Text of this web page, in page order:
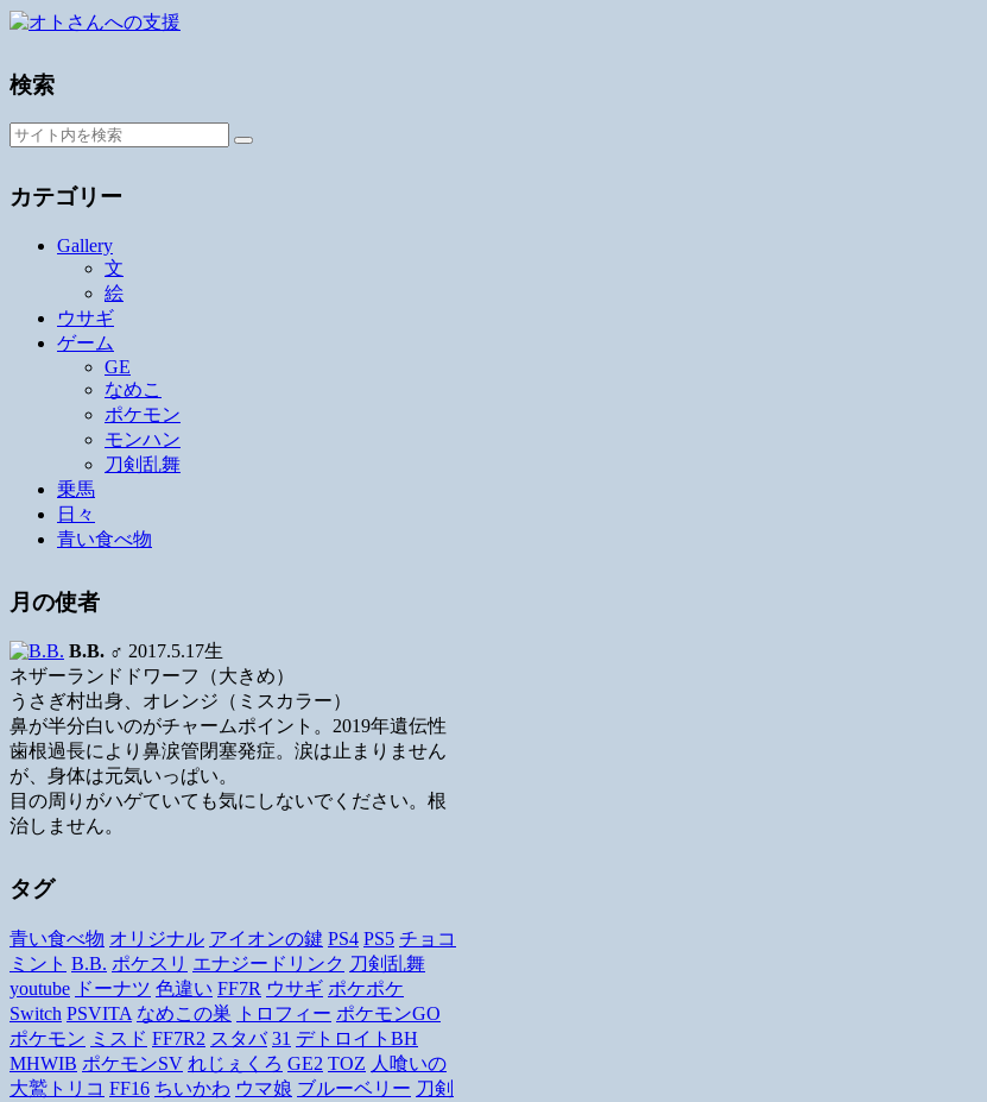
検索
カテゴリー
Gallery
文
絵
ウサギ
ゲーム
GE
なめこ
ポケモン
モンハン
刀剣乱舞
乗馬
日々
青い食べ物
月の使者
B.B. ♂ 2017.5.17生
ネザーランドドワーフ（大きめ）
うさぎ村出身、オレンジ（ミスカラー）
鼻が半分白いのがチャームポイント。2019年遺伝性
歯根過長により鼻涙管閉塞発症。涙は止まりません
が、身体は元気いっぱい。
目の周りがハゲていても気にしないでください。根
治しません。
タグ
青い食べ物 オリジナル アイオンの鍵 PS4 PS5 チョコ
ミント B.B. ポケスリ エナジードリンク 刀剣乱舞
youtube ドーナツ 色違い FF7R ウサギ ポケポケ
Switch PSVITA なめこの巣 トロフィー ポケモンGO
ポケモン ミスド FF7R2 スタバ 31 デトロイトBH
MHWIB ポケモンSV れじぇくろ GE2 TOZ 人喰いの
大鷲トリコ FF16 ちいかわ ウマ娘 ブルーベリー 刀剣